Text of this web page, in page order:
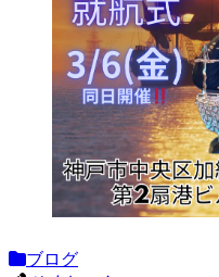
ブログ